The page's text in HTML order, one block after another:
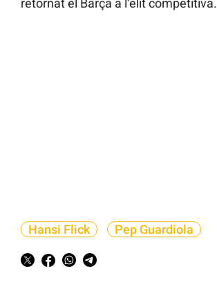
retornat el Barça a l’elit competitiva.
Hansi Flick Pep Guardiola